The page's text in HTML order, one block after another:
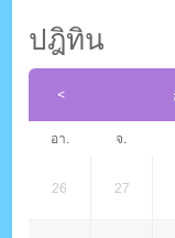
ปฎิทิน
อา. จ.
26 27